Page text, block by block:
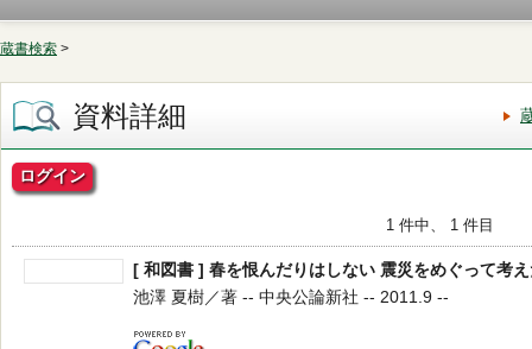
蔵書検索 >
資料詳細
ログイン
1 件中、 1 件目
[ 和図書 ] 春を恨んだりはしない 震災をめぐって考
池澤 夏樹／著 -- 中央公論新社 -- 2011.9 --